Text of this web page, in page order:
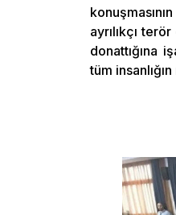
ayrılıkçı
donattığına
tüm